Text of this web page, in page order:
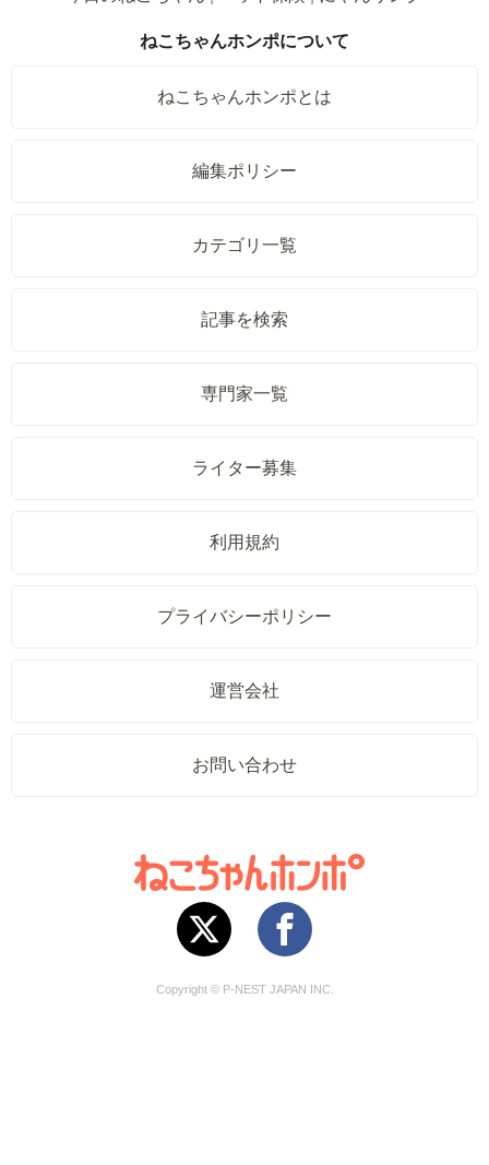
ねこちゃんホンポについて
ねこちゃんホンポとは
編集ポリシー
カテゴリ一覧
記事を検索
専門家一覧
ライター募集
利用規約
プライバシーポリシー
運営会社
お問い合わせ
Copyright © P-NEST JAPAN INC.